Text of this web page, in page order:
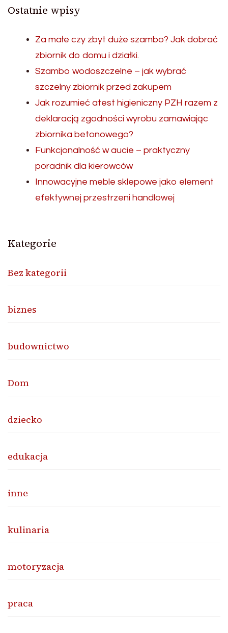
Ostatnie wpisy
Za małe czy zbyt duże szambo? Jak dobrać
zbiornik do domu i działki.
Szambo wodoszczelne – jak wybrać
szczelny zbiornik przed zakupem
Jak rozumieć atest higieniczny PZH razem z
deklaracją zgodności wyrobu zamawiając
zbiornika betonowego?
Funkcjonalność w aucie – praktyczny
poradnik dla kierowców
Innowacyjne meble sklepowe jako element
efektywnej przestrzeni handlowej
Kategorie
Bez kategorii
biznes
budownictwo
Dom
dziecko
edukacja
inne
kulinaria
motoryzacja
praca